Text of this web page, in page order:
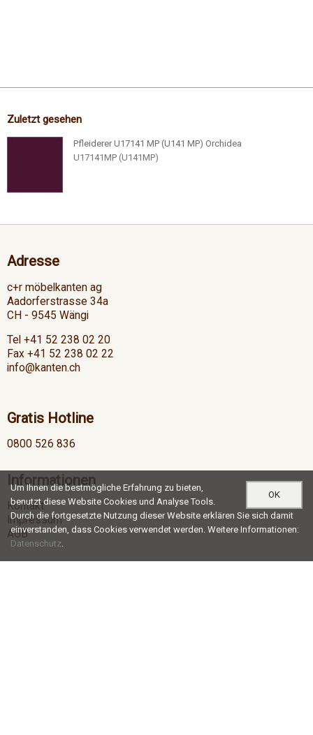
Zuletzt gesehen
Pfleiderer U17141 MP (U141 MP) Orchidea
U17141MP (U141MP)
Adresse
c+r möbelkanten ag
Aadorferstrasse 34a
CH - 9545 Wängi
Tel +41 52 238 02 20
Fax +41 52 238 02 22
info@kanten.ch
Gratis Hotline
0800 526 836
Informationen
Kontakt
Impressum
AGB
OK
Um Ihnen die bestmögliche Erfahrung zu bieten,
benutzt diese Website Cookies und Analyse Tools.
Durch die fortgesetzte Nutzung dieser Website erklären Sie sich damit
einverstanden, dass Cookies verwendet werden. Weitere Informationen:
Datenschutz.